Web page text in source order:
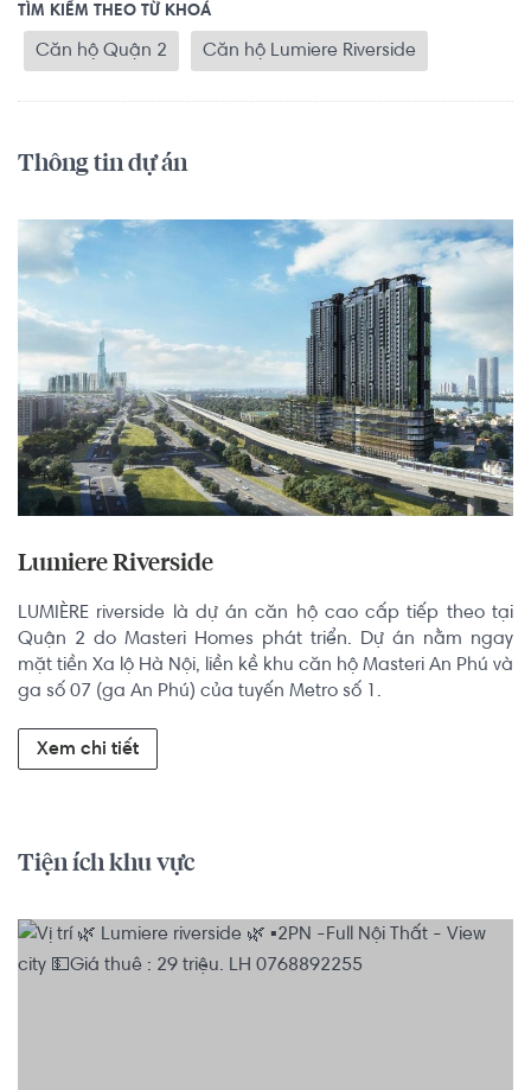
TÌM KIẾM THEO TỪ KHOÁ
Căn hộ Quận 2 Căn hộ Lumiere Riverside
Thông tin dự án
Lumiere Riverside
LUMIÈRE riverside là dự án căn hộ cao cấp tiếp theo tại
Quận 2 do Masteri Homes phát triển. Dự án nằm ngay
mặt tiền Xa lộ Hà Nội, liền kề khu căn hộ Masteri An Phú và
ga số 07 (ga An Phú) của tuyến Metro số 1.
Xem chi tiết
Tiện ích khu vực